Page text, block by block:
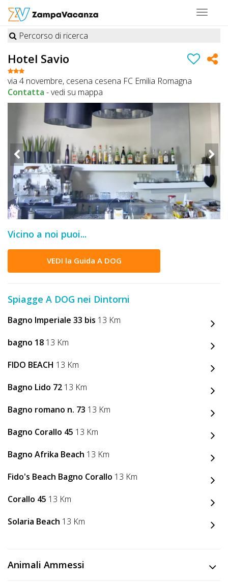
Toggle
STRUTTURE
A
DOG
LUOGHI
A
DOG
OFFERTE
A
DOG
A
CODICE
SCONTO
Video
Tutorial
Lavora
con
Inserisci
Percorso di ricerca
Hotel Savio
via 4 novembre, cesena cesena FC Emilia Romagna
Contatta -vedi su mappa
Vicino a noi puoi...
VEDI la Guida A DOG
Spiagge A DOG nei Dintorni
Bagno Imperiale 33 bis 13 Km
bagno 18 13 Km
FIDO BEACH 13 Km
Bagno Lido 72 13 Km
Bagno romano n. 73 13 Km
Bagno Corallo 45 13 Km
Bagno Afrika Beach 13 Km
Fido's Beach Bagno Corallo 13 Km
Corallo 45 13 Km
Solaria Beach 13 Km
Animali Ammessi